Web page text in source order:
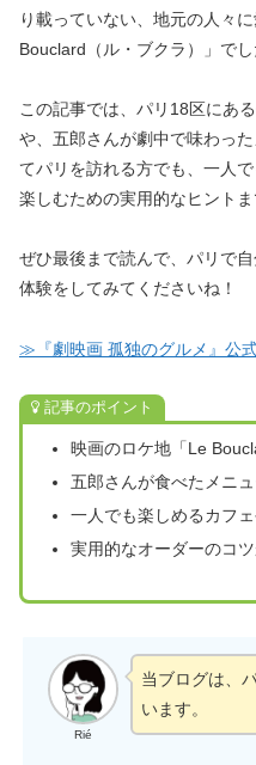
り載っていない、地元の人々
Bouclard（ル・ブクラ）」でし
この記事では、パリ18区にあ
や、五郎さんが劇中で味わっ
てパリを訪れる方でも、一人
楽しむための実用的なヒントま
ぜひ最後まで読んで、パリで
体験をしてみてくださいね！
≫『劇映画 孤独のグルメ』公
記事のポイント
映画のロケ地「Le
五郎さんが食べたメニ
一人でも楽しめるカフ
実用的なオーダーのコ
Rié
当ブログは、
います。